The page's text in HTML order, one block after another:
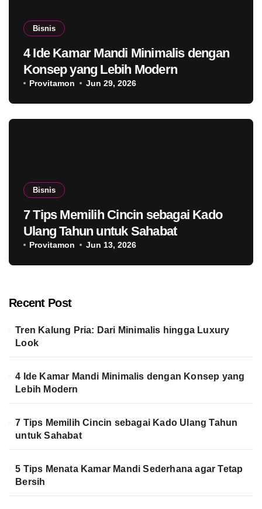
Bisnis
4 Ide Kamar Mandi Minimalis dengan
Konsep yang Lebih Modern
Provitamon Jun 29, 2026
Bisnis
7 Tips Memilih Cincin sebagai Kado
Ulang Tahun untuk Sahabat
Provitamon Jun 13, 2026
Recent Post
Tren Kalung Pria: Dari Minimalis hingga Luxury
Look
4 Ide Kamar Mandi Minimalis dengan Konsep yang
Lebih Modern
7 Tips Memilih Cincin sebagai Kado Ulang Tahun
untuk Sahabat
5 Tips Menata Kamar Mandi Sederhana agar Tetap
Bersih